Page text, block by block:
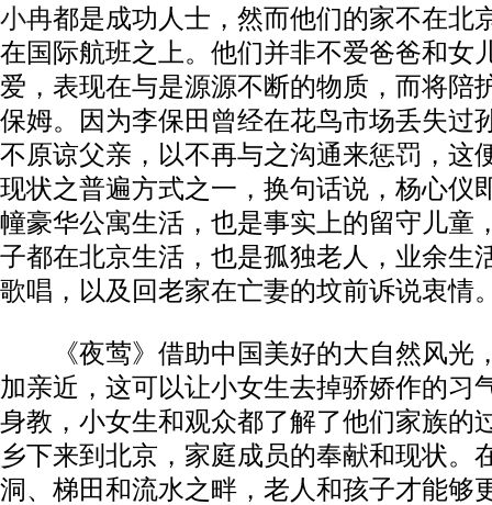
小冉都是成功人士，然而他们的家不在北
在国际航班之上。他们并非不爱爸爸和女
爱，表现在与是源源不断的物质，而将陪
保姆。因为李保田曾经在花鸟市场丢失过
不原谅父亲，以不再与之沟通来惩罚，这
现状之普遍方式之一，换句话说，杨心仪
幢豪华公寓生活，也是事实上的留守儿童
子都在北京生活，也是孤独老人，业余生
歌唱，以及回老家在亡妻的坟前诉说衷情
《夜莺》借助中国美好的大自然风光
加亲近，这可以让小女生去掉骄娇作的习
身教，小女生和观众都了解了他们家族的
乡下来到北京，家庭成员的奉献和现状。
洞、梯田和流水之畔，老人和孩子才能够